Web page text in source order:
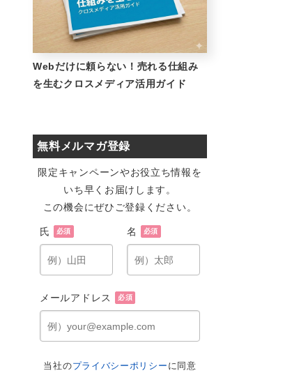
Webだけに頼らない！売れる仕組み
を生むクロスメディア活用ガイド
無料メルマガ登録
限定キャンペーンやお役立ち情報を
いち早くお届けします。
この機会にぜひご登録ください。
氏 必須 名 必須
メールアドレス 必須
当社のプライバシーポリシー に同意